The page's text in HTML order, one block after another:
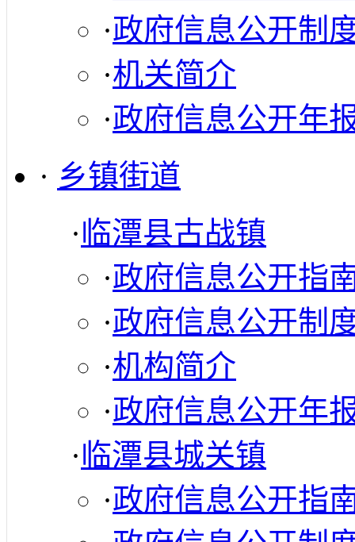
·政府信息公开制
·机关简介
·政府信息公开年
· 乡镇街道
·临潭县古战镇
·政府信息公开指
·政府信息公开制
·机构简介
·政府信息公开年
·临潭县城关镇
·政府信息公开指